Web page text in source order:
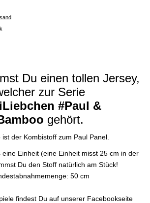
Du einen tollen Jersey,
zur Serie
#Paul &
gehört.
ist der Kombistoff zum Paul Panel.
eine Einheit (eine Einheit misst 25 cm in der
Du den Stoff natürlich am Stück!
50 cm
findest Du auf unserer Facebookseite